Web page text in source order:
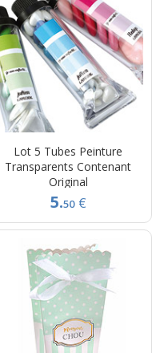
Lot 5 Tubes Peinture
Transparents Contenant
Original
5.50 €